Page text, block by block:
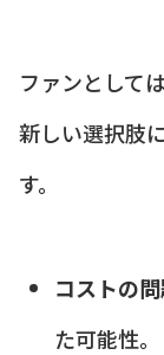
ファンとして
新しい選択肢
す。
コストの問
た可能性。